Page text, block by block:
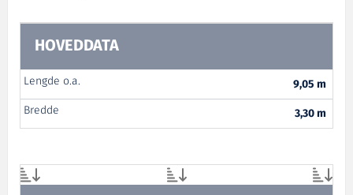
HOVEDDATA
Lengde o.a.
9,05 m
Bredde
3,30 m